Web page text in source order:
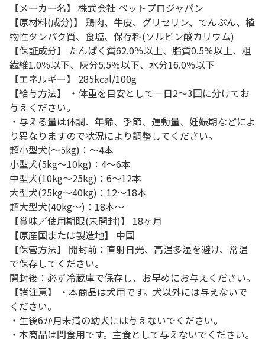
【メーカー名】 株式会社 ペットプロジャパン
【原材料(成分)】 鶏肉、牛皮、グリセリン、でんぷん、植
物性タンパク質、食塩、保存料(ソルビン酸カリウム)
【保証成分】 たんぱく質62.0％以上、脂質0.5％以上、粗
繊維1.0％以下、灰分5.5％以下、水分16.0％以下
【エネルギー】 285kcal/100g
【給与方法】 ・体重を目安として一日2～3回に分けてお
与えください。
・与える量は体調、年齢、季節、運動量、妊娠期などによ
り異なりますので状況により調整してください。
超小型犬(～5kg)：～4本
小型犬(5kg～10kg)：4～6本
中型犬(10kg～25kg)：6～12本
大型犬(25kg～40kg)：12～18本
超大型犬(40kg～)：18本～
【賞味／使用期限(未開封)】 18ヶ月
【原産国または製造地】 中国
【保管方法】 開封前：直射日光、高温多湿を避け、常温
で保存してください。
開封後：必ず冷蔵庫で保存し、お早めにお与えください。
【諸注意】 ・本商品は犬用です。犬以外には与えないで
ください。
・生後6か月未満の幼犬には与えないでください。
・本商品は間食用です。主食として与えないでください。